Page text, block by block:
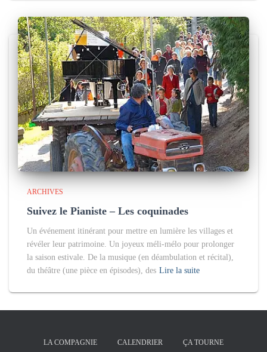
ARCHIVES
Suivez le Pianiste – Les coquinades
Un événement itinérant pour mettre en lumière les villages et
révéler leur patrimoine. Un joyeux méli-mélo pour prolonger
la saison estivale. De la musique (en déambulation et récital),
du théâtre (une pièce en épisodes), des Lire la suite
LA COMPAGNIE CALENDRIER ÇA TOURNE